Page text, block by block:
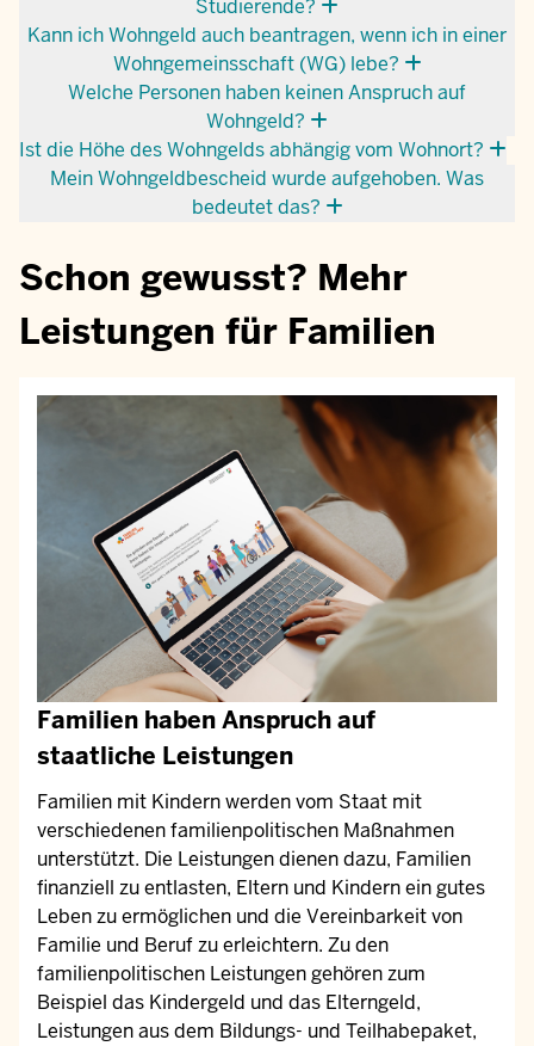
Studierende?
Kann ich Wohngeld auch beantragen, wenn ich in einer
Wohngemeinsschaft (WG) lebe?
Welche Personen haben keinen Anspruch auf
Wohngeld?
Ist die Höhe des Wohngelds abhängig vom Wohnort?
Mein Wohngeldbescheid wurde aufgehoben. Was
bedeutet das?
Schon gewusst? Mehr
Leistungen für Familien
Familien haben Anspruch auf
staatliche Leistungen
Familien mit Kindern werden vom Staat mit
verschiedenen familienpolitischen Maßnahmen
unterstützt. Die Leistungen dienen dazu, Familien
finanziell zu entlasten, Eltern und Kindern ein gutes
Leben zu ermöglichen und die Vereinbarkeit von
Familie und Beruf zu erleichtern. Zu den
familienpolitischen Leistungen gehören zum
Beispiel das Kindergeld und das Elterngeld,
Leistungen aus dem Bildungs- und Teilhabepaket,